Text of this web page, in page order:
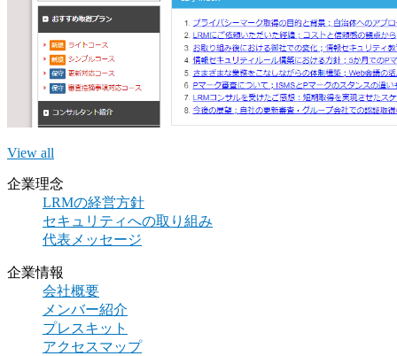
View all
企業理念
LRMの経営方針
セキュリティへの取り組み
代表メッセージ
企業情報
会社概要
メンバー紹介
プレスキット
アクセスマップ